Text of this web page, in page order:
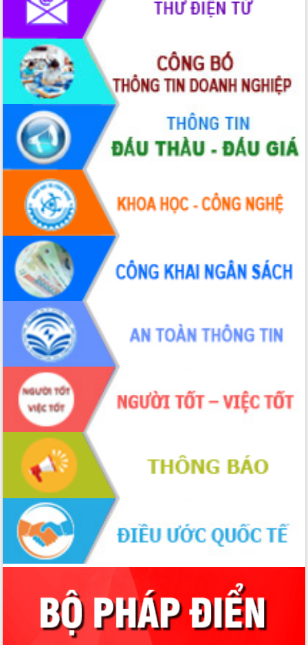
Đắk Lắk”
Tăng cường giám sát, đôn đốc thực
hiện nhiệm vụ quản lý tài sản công
hàng tuần
Tháo gỡ những vướng mắc, đẩy mạnh
công tác cải cách thủ tục hành chính
tại Trung tâm Phục vụ hành chính
công tỉnh
Đắk Lắk: Tôn vinh 46 giải pháp tại Hội
thi Sáng tạo Kỹ thuật 2024 - 2025
Đắk Lắk rà soát, điều chỉnh Đề án 190
về phát triển nuôi trồng thủy sản
Phó Chủ tịch UBND tỉnh Đắk Lắk
Trương Công Thái kiểm tra thực địa
Dự án cao tốc Khánh Hòa - Buôn Ma
Thuột
Định vị cà phê Việt Nam như một “di
sản sống” trong dòng chảy toàn cầu
Xây dựng nông thôn mới: Nâng cao đời
sống người dân từ những mô hình thiết
Quyết liệt tháo gỡ vướng mắc, đẩy
nhanh tiến độ các dự án trọng điểm
trong Khu kinh tế Nam Phú Yên
Hòn Yến phát triển du lịch gắn với bảo
tồn biển
Lấy ý kiến điều chỉnh Quy hoạch tỉnh
Đắk Lắk thời kỳ 2021-2030, tầm nhìn
đến năm 2050
Phát động chiến dịch 30 ngày đêm
giải phóng mặt bằng Tuyến đường bộ
ven biển
Đắk Lắk nỗ lực thúc đẩy tăng trưởng
kinh tế từ 10% trở lên trong Quý
II/2026
Đắk Lắk ký kết thỏa thuận hợp tác về
chuyển đổi số giai đoạn 2026 – 2030
với Tập đoàn Bưu chính Viễn thông
Thứ trưởng Bộ Y tế làm việc với tỉnh
Đắk Lắk về phát triển nhân lực y tế
cho trạm y tế cấp xã
Du lịch Đắk Lắk nâng tầm trải nghiệm